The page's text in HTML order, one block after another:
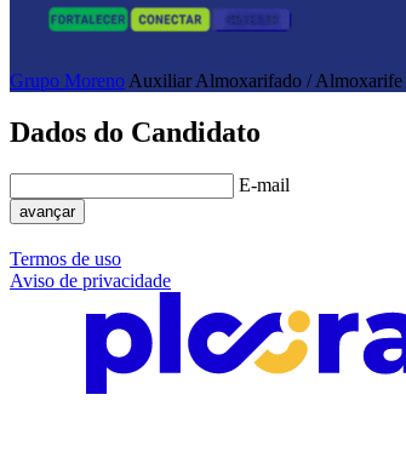
Grupo Moreno Auxiliar Almoxarifado /
Dados do Candidato
E-mail
avançar
Termos de uso
Aviso de privacidade